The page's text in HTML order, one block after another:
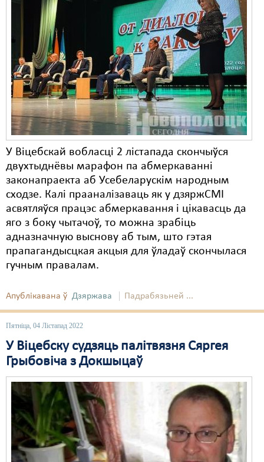
У Віцебскай вобласці 2 лістапада скончыўся
двухтыднёвы марафон па абмеркаванні
законапраекта аб Усебеларускім народным
сходзе. Калі прааналізаваць як у дзяржСМІ
асвятляўся працэс абмеркавання і цікавасць да
яго з боку чытачоў, то можна зрабіць
адназначную выснову аб тым, што гэтая
прапагандысцкая акцыя для ўладаў скончылася
гучным правалам.
Апублікавана ў Дзяржава Падрабязьней ...
Пятніца, 04 Лістапад 2022
У Віцебску судзяць палітвязня Сяргея
Грыбовіча з Докшыцаў
Дыскрымінацыя
Затрыманьні
Карная псыхіятрыя
КПЧ ААН
Культурныя правы
ЛПП
Мірныя сходы
Палітвязьні
Праваабаронцы
Правы дзіцяці
Пэнітэнцыярная сыстэма
Рознае
Свабода слова
Свабода сумленьня
Суд
Сьмяротнае пакараньне
Экалёгія
Правы працоўных